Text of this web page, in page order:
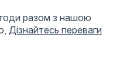
разом з нашою
Дізнайтесь переваги